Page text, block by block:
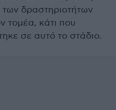
δραστηριοτήτων
τομέα, κάτι που
σε αυτό το στάδιο.